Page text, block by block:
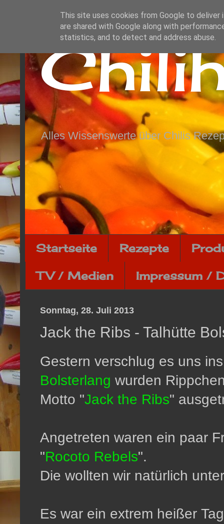
Alles Wissenswerte über Chilis
Startseite Rezepte
TV / Medien Impressum /
Sonntag, 28. Juli 2013
Jack the Ribs - Talhütte
Gestern verschlug es uns
Bolsterlang wurden
Motto "Jack the Ribs"
Angetreten waren ein paar
"Rocoto Rebels".
Die wollten wir natürlich
Es war ein extrem heißer
This site uses cookies from Google to deliver
are shared with Google along with
statistics, and to detect and address abuse.